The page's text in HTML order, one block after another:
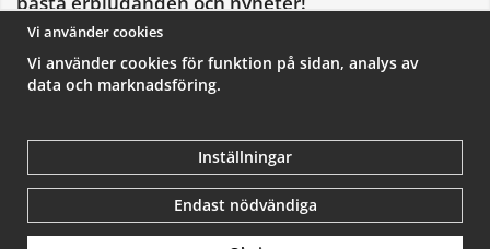
E-
postadress
De uppgifter du matar in kommer endast användas till våra nyhetsbrev.
Vi använder cookies
Vi använder cookies för funktion på sidan, analys av
data och marknadsföring.
Inställningar
Endast nödvändiga